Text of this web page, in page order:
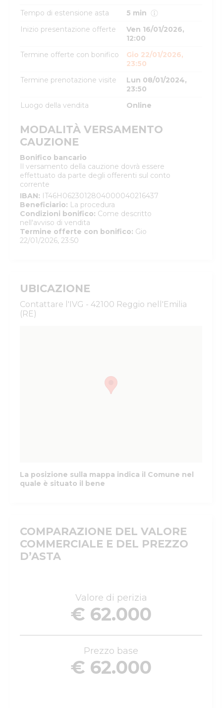
Tempo di estensione asta
5 min
Inizio presentazione offerte
Ven 16/01/2026,
12:00
Termine offerte con bonifico
Gio 22/01/2026,
23:50
Termine prenotazione visite
Lun 08/01/2024,
23:50
Luogo della vendita
Online
MODALITÀ VERSAMENTO
CAUZIONE
Bonifico bancario
Il versamento della cauzione dovrà essere
effettuato da parte degli offerenti sul conto
corrente
IBAN: IT46H0623012804000040216437
Beneficiario: La procedura
Condizioni bonifico: Come descritto
nell'avviso di vendita
Termine offerte con bonifico: Gio
22/01/2026, 23:50
UBICAZIONE
Contattare l'IVG - 42100 Reggio nell'Emilia
(RE)
La posizione sulla mappa indica il Comune nel
quale è situato il bene
COMPARAZIONE DEL VALORE
COMMERCIALE E DEL PREZZO
D’ASTA
Valore di perizia
€ 62.000
Prezzo base
€ 62.000